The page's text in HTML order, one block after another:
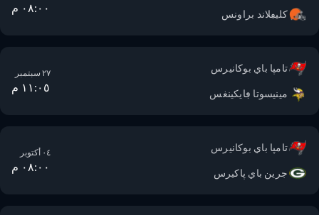
كليڢلاند براونس ٠٨:٠٠ م
تامپا باي بوكانيرس
مينيسوتا ڢايكينغس ١١:٠٥ م
تامپا باي بوكانيرس
جرين باي پاكيرس ٠٨:٠٠ م